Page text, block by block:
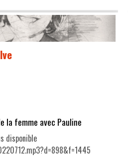
la femme avec Pauline
disponible